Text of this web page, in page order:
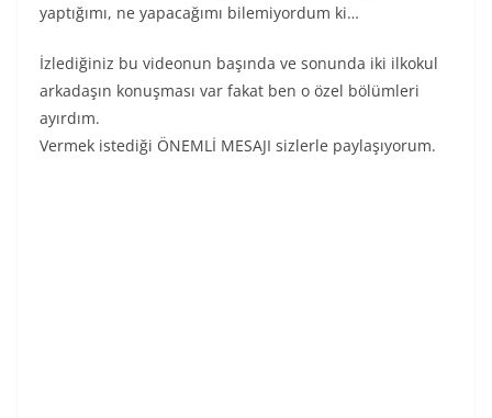
yaptığımı, ne yapacağımı bilemiyordum ki…
İzlediğiniz bu videonun başında ve sonunda iki ilkokul
arkadaşın konuşması var fakat ben o özel bölümleri
ayırdım.
Vermek istediği ÖNEMLİ MESAJI sizlerle paylaşıyorum.